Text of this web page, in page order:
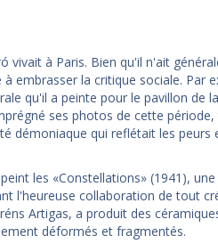
vivait à Paris. Bien qu'il n'ait
embrasser la critique sociale. Par
qu'il a peinte pour le pavillon de
ses photos de cette
démoniaque qui reflétait les peurs
les «Constellations» (1941),
l'heureuse collaboration de tout
Artigas, a produit des
déformés et fragmentés.